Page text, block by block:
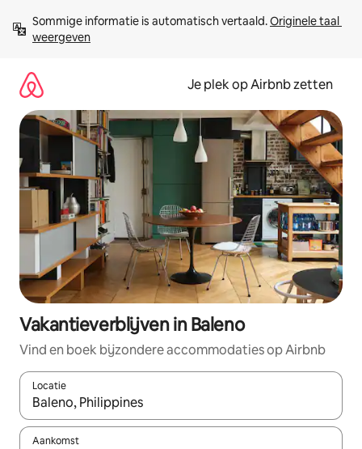
direct
naar
Sommige informatie is automatisch vertaald. Originele taal
weergeven
Je plek op Airbnb zetten
Vakantieverblijven in Baleno
Vind en boek bijzondere accommodaties op Airbnb
Locatie
Wanneer er resultaten beschikbaar zijn, maak je een keuze
Aankomst